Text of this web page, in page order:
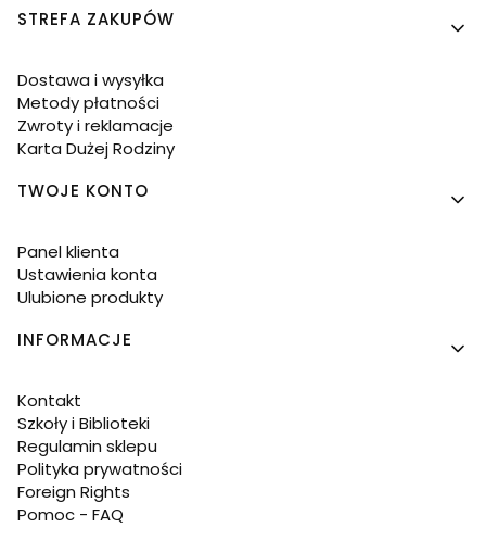
Linki w stopce
STREFA ZAKUPÓW
Dostawa i wysyłka
Metody płatności
Zwroty i reklamacje
Karta Dużej Rodziny
TWOJE KONTO
Panel klienta
Ustawienia konta
Ulubione produkty
INFORMACJE
Kontakt
Szkoły i Biblioteki
Regulamin sklepu
Polityka prywatności
Foreign Rights
Pomoc - FAQ